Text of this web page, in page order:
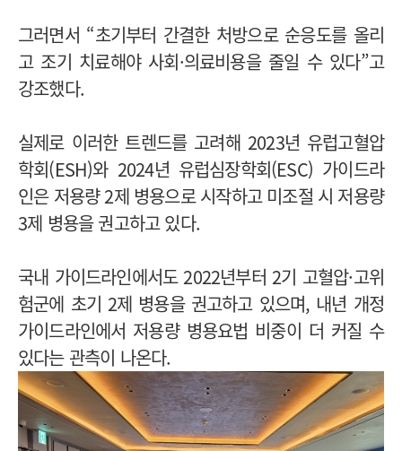
그러면서 “초기부터 간결한 처방으로 순응도를 올리
고 조기 치료해야 사회·의료비용을 줄일 수 있다”고
강조했다.
실제로 이러한 트렌드를 고려해 2023년 유럽고혈압
학회(ESH)와 2024년 유럽심장학회(ESC) 가이드라
인은 저용량 2제 병용으로 시작하고 미조절 시 저용량
3제 병용을 권고하고 있다.
국내 가이드라인에서도 2022년부터 2기 고혈압·고위
험군에 초기 2제 병용을 권고하고 있으며, 내년 개정
가이드라인에서 저용량 병용요법 비중이 더 커질 수
있다는 관측이 나온다.